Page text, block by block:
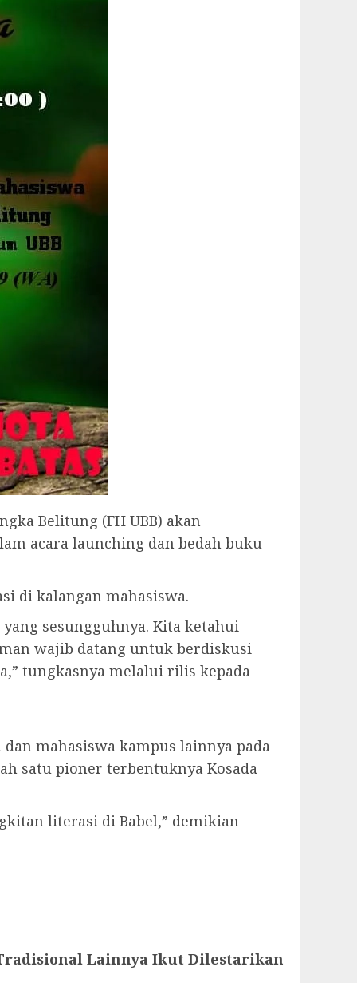
Belitung (FH UBB) akan
acara launching dan bedah buku
di kalangan mahasiswa.
sesungguhnya. Kita ketahui
wajib datang untuk berdiskusi
tungkasnya melalui rilis kepada
mahasiswa kampus lainnya pada
satu pioner terbentuknya Kosada
literasi di Babel,” demikian
Lainnya Ikut Dilestarikan